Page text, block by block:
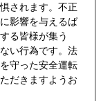
されます。不正
影響を与えるば
る皆様が集う
い行為です。法
守った安全運転
だきますようお